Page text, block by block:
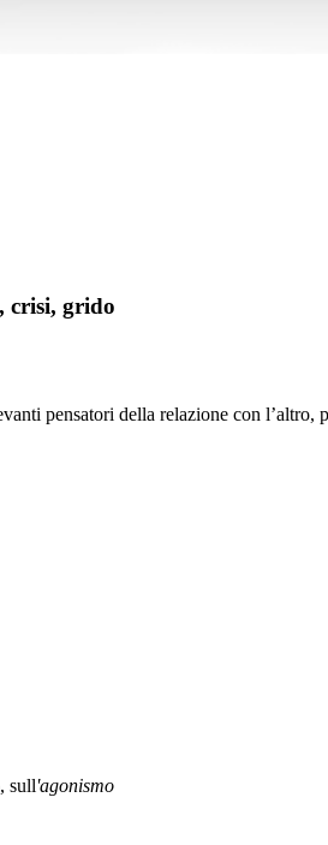
crisi, grido
pensatori della relazione con
sull'agonismo